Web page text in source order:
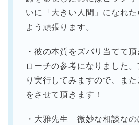
いに「大きい人間」になれ
よう頑張ります。
・彼の本質をズバリ当てて
ローチの参考になりました
り実行してみますので、ま
をさせて頂きます！
・大雅先生 微妙な相談な